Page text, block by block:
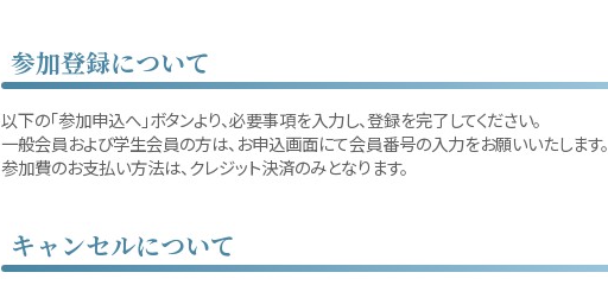
参加登録について
以下の「参加申込へ」ボタンより、必要事項を入力し、登録を完了してください。
一般会員および学生会員の方は、お申込画面にて会員番号の入力をお願いいたします。
参加費のお支払い方法は、クレジット決済のみとなります。
キャンセルについて